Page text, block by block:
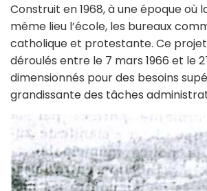
Construit en 1968, à une époque où
même lieu l’école, les bureaux
catholique et protestante. Ce
déroulés entre le 7 mars 1966 et le
dimensionnés pour des besoins
grandissante des tâches